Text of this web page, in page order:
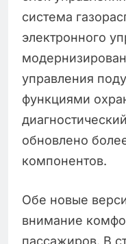
система
электронного
управления
функциями
обновлено
компонентов.
Обе новые
внимание
пассажиров. В